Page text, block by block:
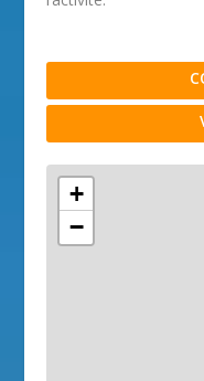
+
−